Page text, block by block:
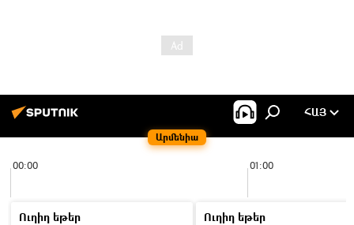
Արմենիա
ՀԱՅ
00:00 01:00
Ուղիղ եթեր
Ուղիղ եթեր